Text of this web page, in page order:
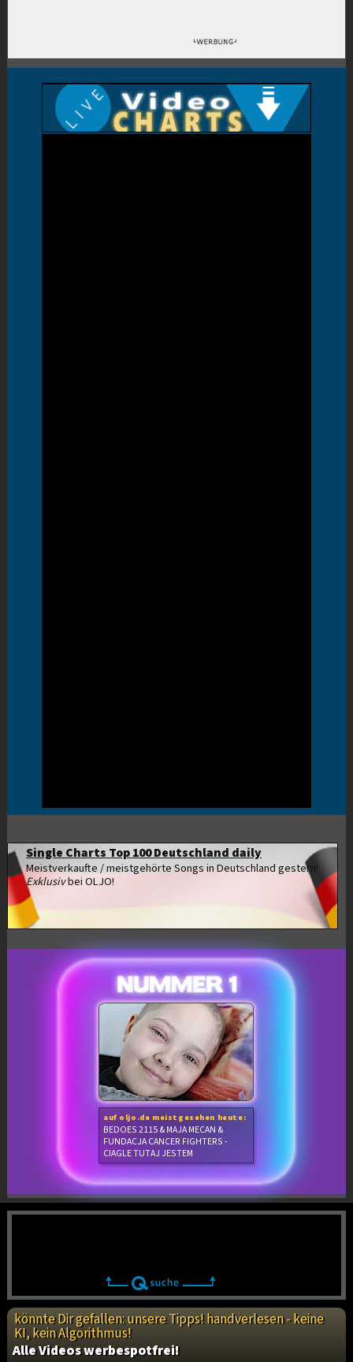
Single Charts Top 100 Deutschland daily
Meistverkaufte / meistgehörte Songs in Deutschland gestern!
Exklusivbei OLJO!
auf oljo.de meistgesehen heute:
BEDOES 2115 & MAJA MECAN &
FUNDACJA CANCER FIGHTERS -
CIAGLE TUTAJ JESTEM
könnte Dir gefallen: unsere Tipps! handverlesen - keine
KI, kein Algorithmus!
Alle Videos werbespotfrei!